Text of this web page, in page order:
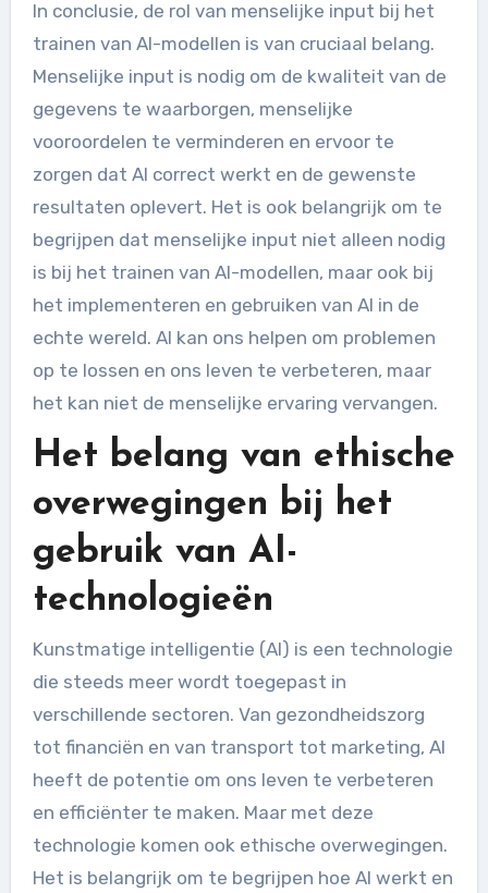
In conclusie, de rol van menselijke input bij het
trainen van AI-modellen is van cruciaal belang.
Menselijke input is nodig om de kwaliteit van de
gegevens te waarborgen, menselijke
vooroordelen te verminderen en ervoor te
zorgen dat AI correct werkt en de gewenste
resultaten oplevert. Het is ook belangrijk om te
begrijpen dat menselijke input niet alleen nodig
is bij het trainen van AI-modellen, maar ook bij
het implementeren en gebruiken van AI in de
echte wereld. AI kan ons helpen om problemen
op te lossen en ons leven te verbeteren, maar
het kan niet de menselijke ervaring vervangen.
Het belang van ethische
overwegingen bij het
gebruik van AI-
technologieën
Kunstmatige intelligentie (AI) is een technologie
die steeds meer wordt toegepast in
verschillende sectoren. Van gezondheidszorg
tot financiën en van transport tot marketing, AI
heeft de potentie om ons leven te verbeteren
en efficiënter te maken. Maar met deze
technologie komen ook ethische overwegingen.
Het is belangrijk om te begrijpen hoe AI werkt en